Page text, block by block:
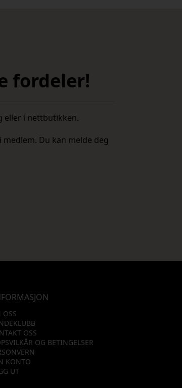
fordeler!
eller i nettbutikken.
Du kan melde deg
OSS
OSS
OG BETINGELSER
KONTO
UT